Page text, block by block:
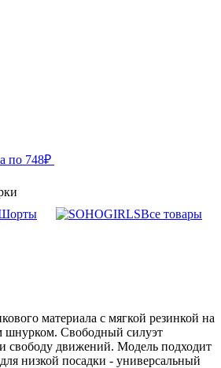
по 748₽
Шорты
Все товары
материала с мягкой резинкой на
шнурком. Свободный силуэт
свободу движений. Модель подходит
низкой посадки - универсальный